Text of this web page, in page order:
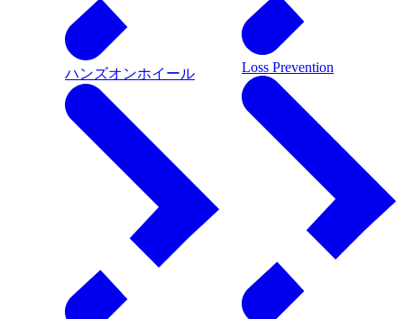
ハンズオンホイール Loss Prevention